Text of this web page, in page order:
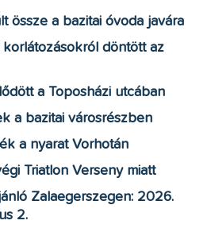
össze a bazitai óvoda javára
korlátozásokról döntött az
a Toposházi utcában
a bazitai városrészben
a nyarat Vorhotán
Triatlon Verseny miatt
Zalaegerszegen: 2026.
2.